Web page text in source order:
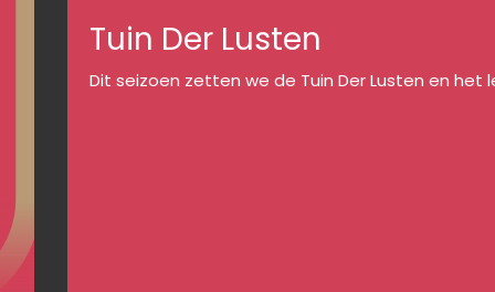
Tuin Der Lusten
Dit seizoen zetten we de Tuin Der Lusten en